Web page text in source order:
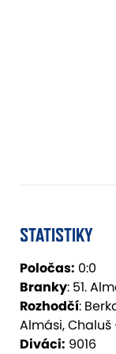
STATISTIKY
Poločas: 0:0
Branky: 51.
Rozhodčí:
Almási, Chaluš
Diváci: 9016